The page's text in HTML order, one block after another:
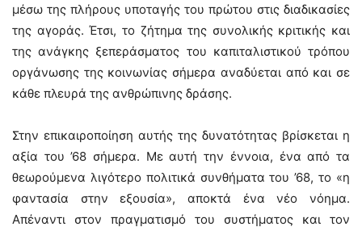
μέσω της πλήρους υποταγής του πρώτου στις διαδικασίες
της αγοράς. Έτσι, το ζήτημα της συνολικής κριτικής και
της ανάγκης ξεπεράσματος του καπιταλιστικού τρόπου
οργάνωσης της κοινωνίας σήμερα αναδύεται από και σε
κάθε πλευρά της ανθρώπινης δράσης.
Στην επικαιροποίηση αυτής της δυνατότητας βρίσκεται η
αξία του ’68 σήμερα. Με αυτή την έννοια, ένα από τα
θεωρούμενα λιγότερο πολιτικά συνθήματα του ’68, το «η
φαντασία στην εξουσία», αποκτά ένα νέο νόημα.
Απέναντι στον πραγματισμό του συστήματος και τον